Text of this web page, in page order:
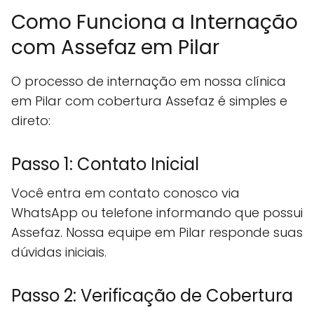
Como Funciona a Internação
com Assefaz em Pilar
O processo de internação em nossa clínica
em Pilar com cobertura Assefaz é simples e
direto:
Passo 1: Contato Inicial
Você entra em contato conosco via
WhatsApp ou telefone informando que possui
Assefaz. Nossa equipe em Pilar responde suas
dúvidas iniciais.
Passo 2: Verificação de Cobertura